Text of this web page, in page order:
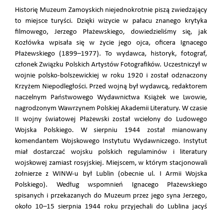
Historię Muzeum Zamoyskich niejednokrotnie piszą zwiedzający
to miejsce turyści. Dzięki wizycie w pałacu znanego krytyka
filmowego, Jerzego Płażewskiego, dowiedzieliśmy się, jak
Kozłówka wpisała się w życie jego ojca, oficera Ignacego
Płażewskiego (1899–1977). To wydawca, historyk, fotograf,
członek Związku Polskich Artystów Fotografików. Uczestniczył w
wojnie polsko-bolszewickiej w roku 1920 i został odznaczony
Krzyżem Niepodległości. Przed wojną był wydawcą, redaktorem
naczelnym Państwowego Wydawnictwa Książek we Lwowie,
nagrodzonym Wawrzynem Polskiej Akademii Literatury. W czasie
II wojny światowej Płażewski został wcielony do Ludowego
Wojska Polskiego. W sierpniu 1944 został mianowany
komendantem Wojskowego Instytutu Wydawniczego. Instytut
miał dostarczać wojsku polskich regulaminów i literatury
wojskowej zamiast rosyjskiej. Miejscem, w którym stacjonowali
żołnierze z WINW-u był Lublin (obecnie ul. I Armii Wojska
Polskiego). Według wspomnień Ignacego Płażewskiego
spisanych i przekazanych do Muzeum przez jego syna Jerzego,
około 10–15 sierpnia 1944 roku przyjechali do Lublina jacyś